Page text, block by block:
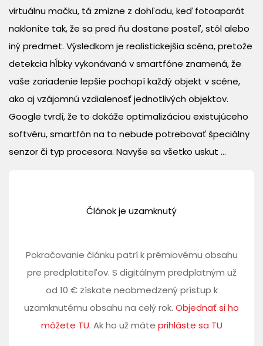
virtuálnu mačku, tá zmizne z dohľadu, keď fotoaparát
nakloníte tak, že sa pred ňu dostane posteľ, stôl alebo
iný predmet. Výsledkom je realistickejšia scéna, pretože
detekcia hĺbky vykonávaná v smartfóne znamená, že
vaše zariadenie lepšie pochopí každý objekt v scéne,
ako aj vzájomnú vzdialenosť jednotlivých objektov.
Google tvrdí, že to dokáže optimalizáciou existujúceho
softvéru, smartfón na to nebude potrebovať špeciálny
senzor či typ procesora. Navyše sa všetko uskut ...
Článok je uzamknutý
Pokračovanie článku patrí k prémiovému obsahu
pre predplatiteľov. S digitálnym predplatným už
od 10 € získate neobmedzený prístup k
uzamknutému obsahu na celý rok. Objednať si ho
môžete TU. Ak ho už máte prihláste sa TU